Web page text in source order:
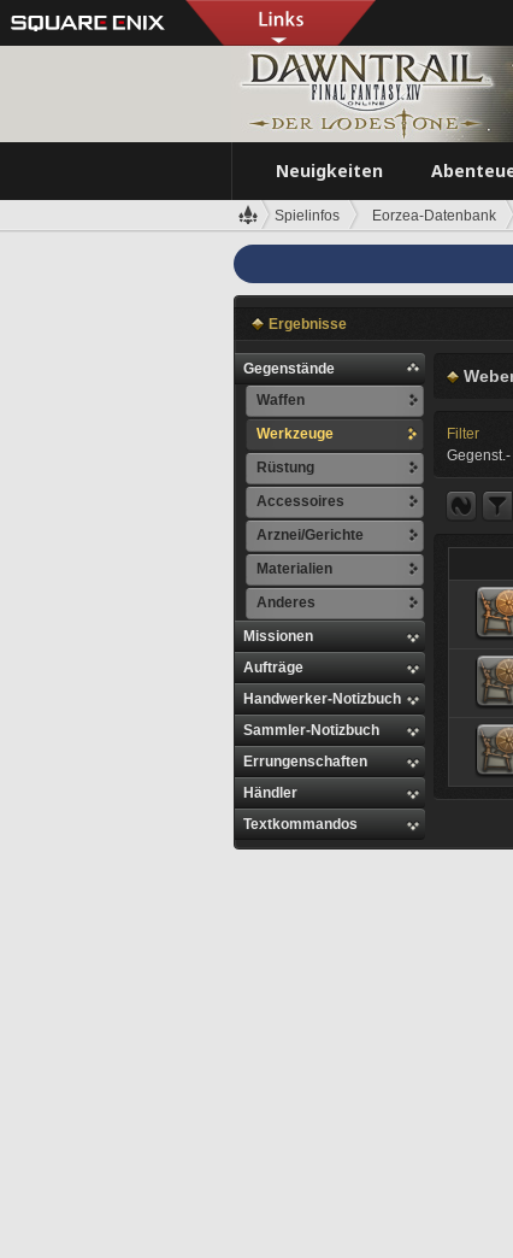
Neuigkeiten
Spielinfos Eorzea-Datenbank
Ergebnisse
Gegenstände
Waffen
Werkzeuge
Rüstung
Accessoires
Arznei/Gerichte
Materialien
Anderes
Missionen
Aufträge
Handwerker-Notizbuch
Sammler-Notizbuch
Errungenschaften
Händler
Textkommandos
Filter
Gegenst.-